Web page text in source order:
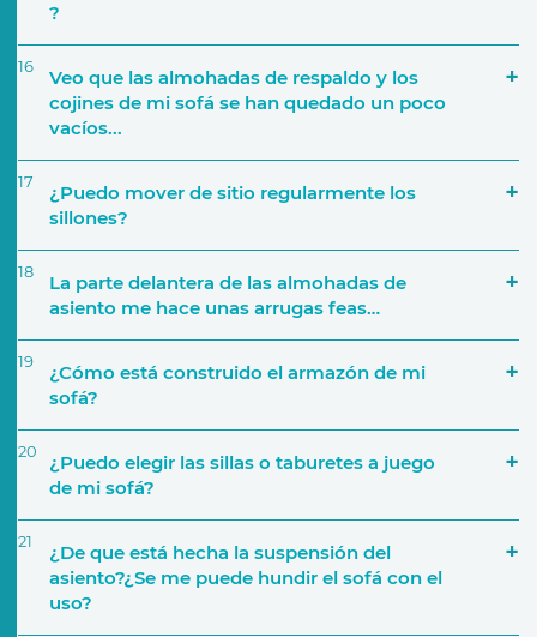
Colecciones de Telas
?
16
Veo que las almohadas de respaldo y los
cojines de mi sofá se han quedado un poco
vacíos...
17
¿Puedo mover de sitio regularmente los
sillones?
18
La parte delantera de las almohadas de
asiento me hace unas arrugas feas…
19
¿Cómo está construido el armazón de mi
sofá?
20
¿Puedo elegir las sillas o taburetes a juego
de mi sofá?
21
¿De que está hecha la suspensión del
asiento?¿Se me puede hundir el sofá con el
uso?